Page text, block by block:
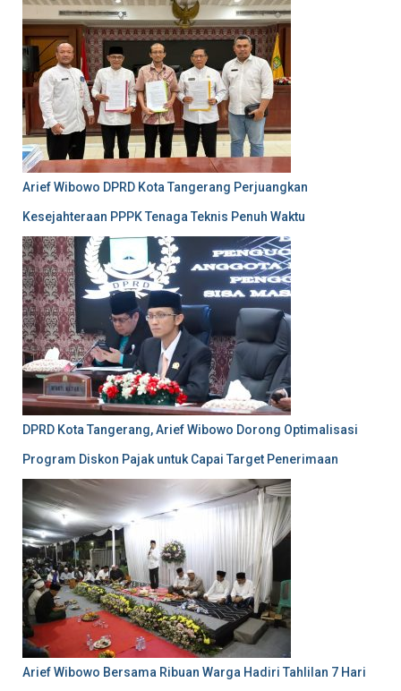
Arief Wibowo DPRD Kota Tangerang Perjuangkan
Kesejahteraan PPPK Tenaga Teknis Penuh Waktu
DPRD Kota Tangerang, Arief Wibowo Dorong Optimalisasi
Program Diskon Pajak untuk Capai Target Penerimaan
Arief Wibowo Bersama Ribuan Warga Hadiri Tahlilan 7 Hari